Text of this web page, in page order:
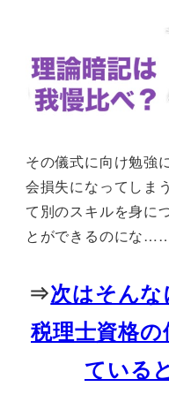
その儀式に向け勉強
会損失になってしま
て別のスキルを身に
とができるのにな
⇒次はそん
税理士資格
ている